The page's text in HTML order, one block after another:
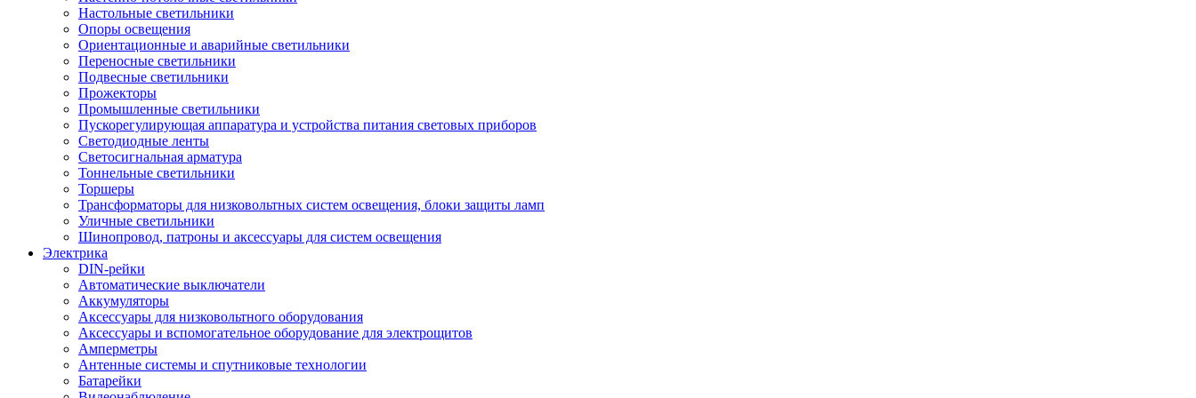
Настольные светильники
Опоры освещения
Ориентационные и аварийные светильники
Переносные светильники
Подвесные светильники
Прожекторы
Промышленные светильники
Пускорегулирующая аппаратура и устройства питания световых приборов
Светодиодные ленты
Светосигнальная арматура
Тоннельные светильники
Торшеры
Трансформаторы для низковольтных систем освещения, блоки защиты ламп
Уличные светильники
Шинопровод, патроны и аксессуары для систем освещения
Электрика
DIN-рейки
Автоматические выключатели
Аккумуляторы
Аксессуары для низковольтного оборудования
Аксессуары и вспомогательное оборудование для электрощитов
Амперметры
Антенные системы и спутниковые технологии
Батарейки